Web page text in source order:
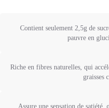
Contient seulement 2,5g de
pauvre en
Riche en fibres naturelles, qui
graisses
Assure une sensation de satiété,